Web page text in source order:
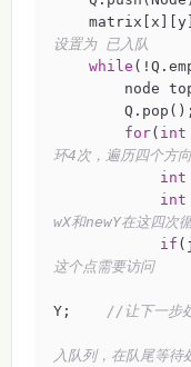
设置为 已入队
while
node top
for( int
环4次，遍历四个方向
int
int
wX和newY在这四次
if
这个点需要访问
Node.x =
Y;
//让下一步
入队列，在队尾等待